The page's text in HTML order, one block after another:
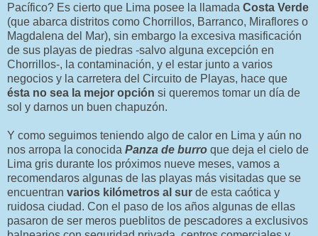
Pacífico? Es cierto que Lima posee la llamada Costa Verde
(que abarca distritos como Chorrillos, Barranco, Miraflores o
Magdalena del Mar), sin embargo la excesiva masificación
de sus playas de piedras -salvo alguna excepción en
Chorrillos-, la contaminación, y el estar junto a varios
negocios y la carretera del Circuito de Playas, hace que
ésta no sea la mejor opción si queremos tomar un día de
sol y darnos un buen chapuzón.
Y como seguimos teniendo algo de calor en Lima y aún no
nos arropa la conocida Panza de burro que deja el cielo de
Lima gris durante los próximos nueve meses, vamos a
recomendaros algunas de las playas más visitadas que se
encuentran varios kilómetros al sur de esta caótica y
ruidosa ciudad. Con el paso de los años algunas de ellas
pasaron de ser meros pueblitos de pescadores a exclusivos